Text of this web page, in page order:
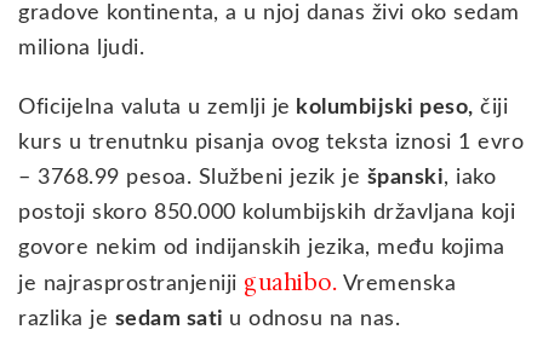
gradove kontinenta, a u njoj danas živi oko sedam
miliona ljudi.
Oficijelna valuta u zemlji je kolumbijski peso, čiji
kurs u trenutnku pisanja ovog teksta iznosi 1 evro
– 3768.99 pesoa. Službeni jezik je španski, iako
postoji skoro 850.000 kolumbijskih državljana koji
govore nekim od indijanskih jezika, među kojima
je najrasprostranjeniji guahibo. Vremenska
razlika je sedam sati u odnosu na nas.